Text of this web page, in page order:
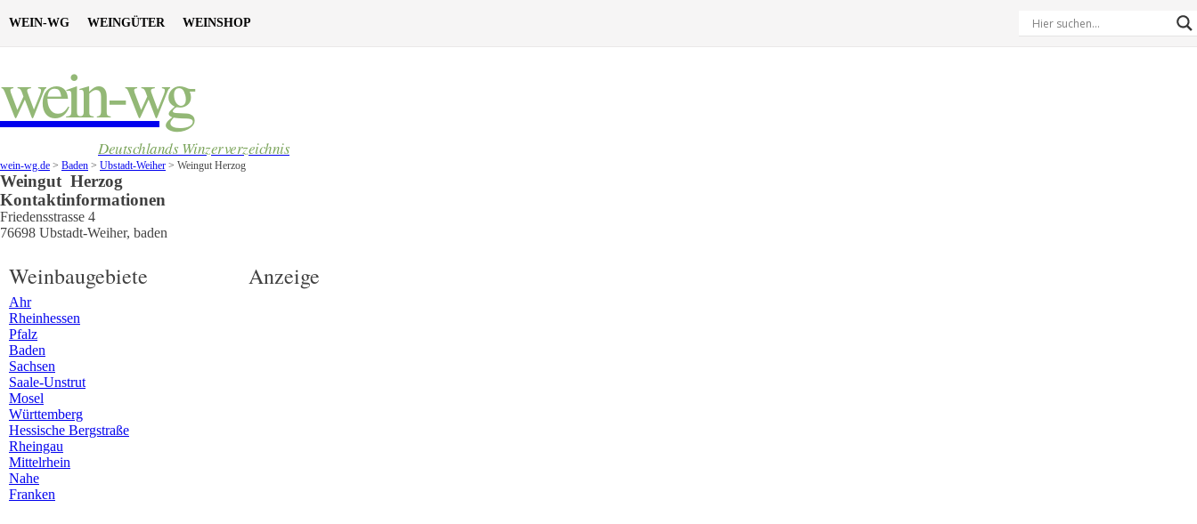
WEIN-WG WEINGÜTER WEINSHOP
wein-wg
Deutschlands Winzerverzeichnis
wein-wg.de > Baden > Ubstadt-Weiher > Weingut Herzog
Weingut Herzog
Kontaktinformationen
Friedensstrasse 4
76698 Ubstadt-Weiher, baden
Weinbaugebiete
Ahr
Rheinhessen
Pfalz
Baden
Sachsen
Saale-Unstrut
Mosel
Württemberg
Hessische Bergstraße
Rheingau
Mittelrhein
Nahe
Franken
Anzeige